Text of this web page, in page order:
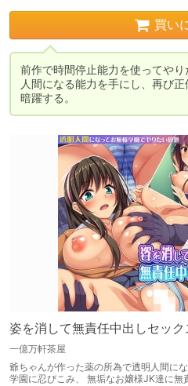
買い
前作で時間停止能力を使ってや
人間になる能力を手にし、再び
暗躍する。
姿を消して無責任中出しセック
一億万軒茶屋
爺ちゃんが作った薬の所為で透明人間に
学園に忍びこみ、 無垢なお嬢様JK達に無